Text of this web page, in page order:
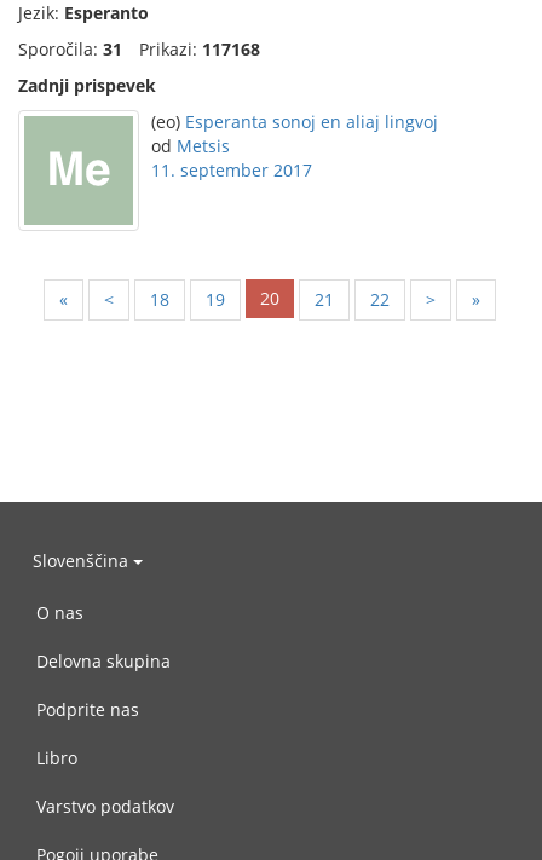
Jezik: Esperanto
Sporočila: 31 Prikazi: 117168
Zadnji prispevek
(eo) Esperanta sonoj en aliaj lingvoj
od Metsis
11. september 2017
« < 18 19 20 21 22 > »
Slovenščina
O nas
Delovna skupina
Podprite nas
Libro
Varstvo podatkov
Pogoji uporabe